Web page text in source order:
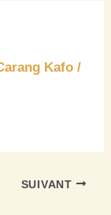
Kafo/
SUIVANT